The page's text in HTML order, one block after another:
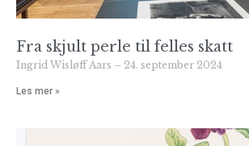
Fra skjult perle til felles skatt
Ingrid Wisløff Aars 24. september 2024
Les mer »